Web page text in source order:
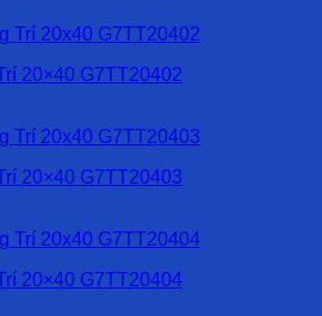
20×40 G7TT20402
20×40 G7TT20403
20×40 G7TT20404